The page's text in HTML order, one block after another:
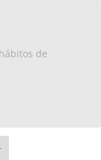
de